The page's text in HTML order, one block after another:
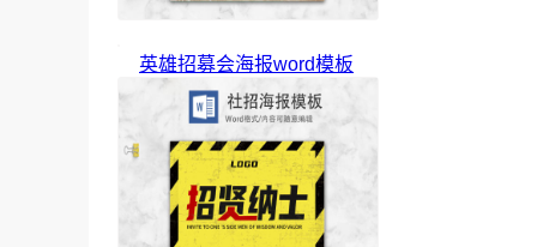
英雄招募会海报word模板